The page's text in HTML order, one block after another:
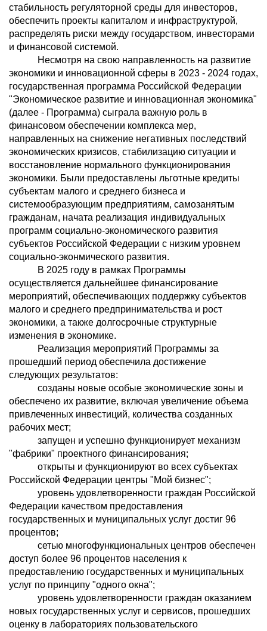
стабильность регуляторной среды для инвесторов,
обеспечить проекты капиталом и инфраструктурой,
распределять риски между государством, инвесторами
и финансовой системой.
Несмотря на свою направленность на развитие
экономики и инновационной сферы в 2023 - 2024 годах,
государственная программа Российской Федерации
"Экономическое развитие и инновационная экономика"
(далее - Программа) сыграла важную роль в
финансовом обеспечении комплекса мер,
направленных на снижение негативных последствий
экономических кризисов, стабилизацию ситуации и
восстановление нормального функционирования
экономики. Были предоставлены льготные кредиты
субъектам малого и среднего бизнеса и
системообразующим предприятиям, самозанятым
гражданам, начата реализация индивидуальных
программ социально-экономического развития
субъектов Российской Федерации с низким уровнем
социально-эконмического развития.
В 2025 году в рамках Программы
осуществляется дальнейшее финансирование
мероприятий, обеспечивающих поддержку субъектов
малого и среднего предпринимательства и рост
экономики, а также долгосрочные структурные
изменения в экономике.
Реализация мероприятий Программы за
прошедший период обеспечила достижение
следующих результатов:
созданы новые особые экономические зоны и
обеспечено их развитие, включая увеличение объема
привлеченных инвестиций, количества созданных
рабочих мест;
запущен и успешно функционирует механизм
"фабрики" проектного финансирования;
открыты и функционируют во всех субъектах
Российской Федерации центры "Мой бизнес";
уровень удовлетворенности граждан Российской
Федерации качеством предоставления
государственных и муниципальных услуг достиг 96
процентов;
сетью многофункциональных центров обеспечен
доступ более 96 процентов населения к
предоставлению государственных и муниципальных
услуг по принципу "одного окна";
уровень удовлетворенности граждан оказанием
новых государственных услуг и сервисов, прошедших
оценку в лабораториях пользовательского